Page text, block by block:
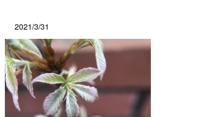
2021/3/31